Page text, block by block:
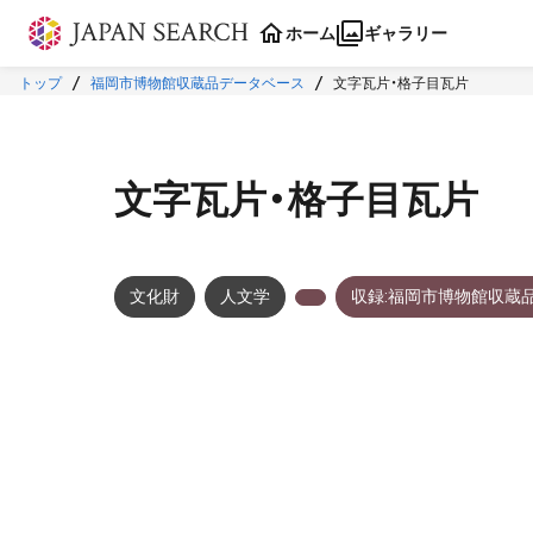
本文に飛ぶ
ホーム ギャラリー
トップ 福岡市博物館収蔵品データベース 文字瓦片・格子目瓦片
文字瓦片・格子目瓦片
文化財 人文学 収録:福岡市博物館収蔵